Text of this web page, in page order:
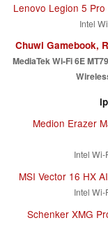
Lenovo Legion 5 Pro
Intel
Chuwi Gamebook,
MediaTek Wi-Fi 6E
Medion Erazer
Intel Wi-
MSI Vector 16 HX
Intel Wi-
Schenker XMG